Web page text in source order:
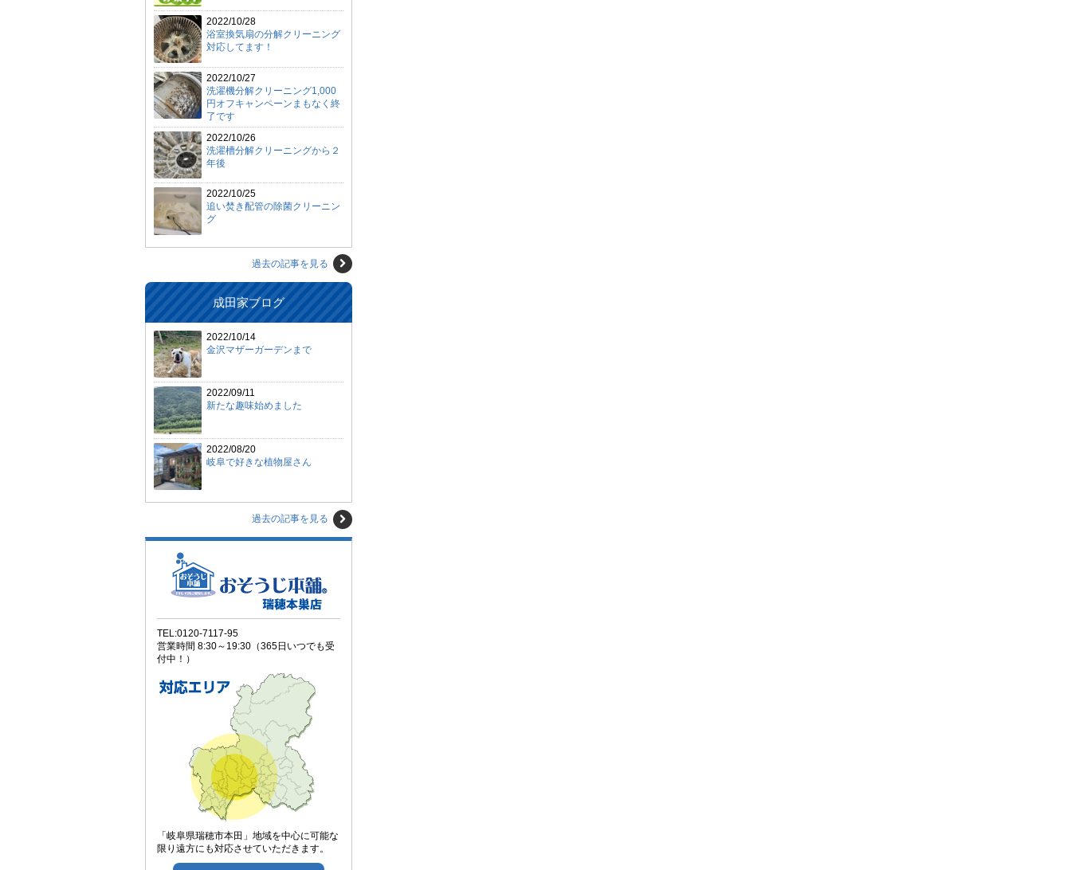
2022/10/28
浴室換気扇の分解クリーニング
対応してます！
2022/10/27
洗濯機分解クリーニング1,000
円オフキャンペーンまもなく終
了です
2022/10/26
洗濯槽分解クリーニングから２
年後
2022/10/25
追い焚き配管の除菌クリーニン
グ
過去の記事を見る
成田家ブログ
2022/10/14
金沢マザーガーデンまで
2022/09/11
新たな趣味始めました
2022/08/20
岐阜で好きな植物屋さん
過去の記事を見る
TEL:0120-7117-95
営業時間 8:30～19:30（365日いつでも受
付中！）
「岐阜県瑞穂市本田」地域を中心に可能な
限り遠方にも対応させていただきます。